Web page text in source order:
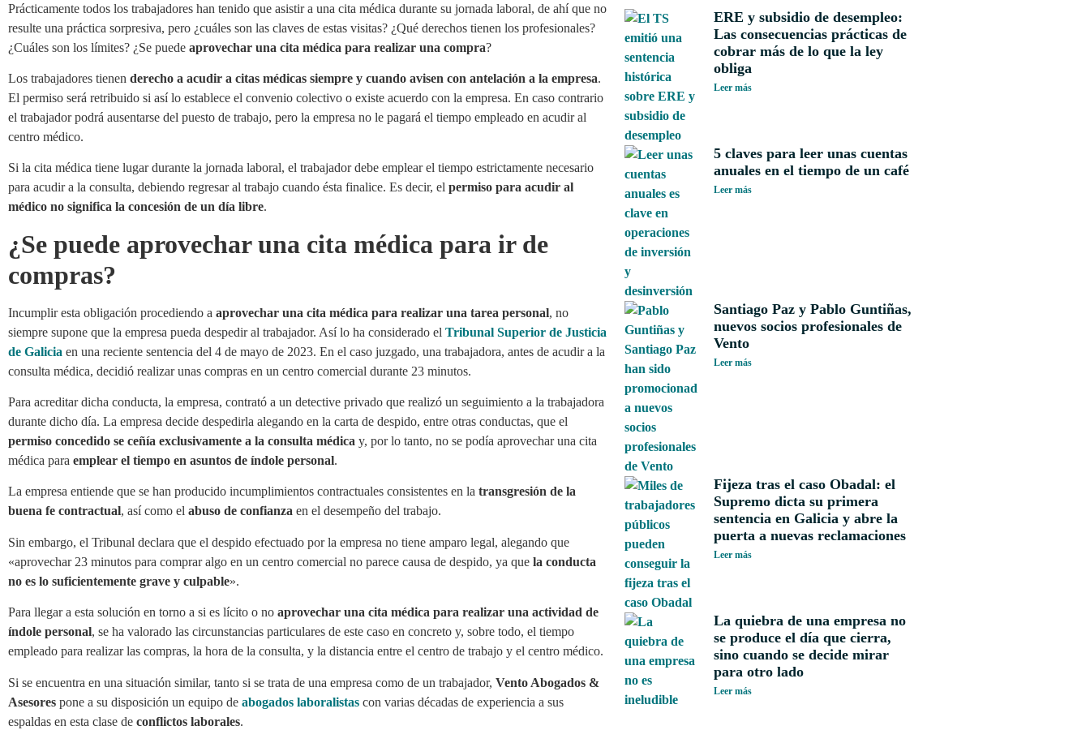
Prácticamente todos los trabajadores han tenido que asistir a una cita médica durante su jornada laboral, de ahí que no
resulte una práctica sorpresiva, pero ¿cuáles son las claves de estas visitas? ¿Qué derechos tienen los profesionales?
¿Cuáles son los límites? ¿Se puede aprovechar una cita médica para realizar una compra?
Los trabajadores tienen derecho a acudir a citas médicas siempre y cuando avisen con antelación a la empresa.
El permiso será retribuido si así lo establece el convenio colectivo o existe acuerdo con la empresa. En caso contrario
el trabajador podrá ausentarse del puesto de trabajo, pero la empresa no le pagará el tiempo empleado en acudir al
centro médico.
Si la cita médica tiene lugar durante la jornada laboral, el trabajador debe emplear el tiempo estrictamente necesario
para acudir a la consulta, debiendo regresar al trabajo cuando ésta finalice. Es decir, el permiso para acudir al
médico no significa la concesión de un día libre.
¿Se puede aprovechar una cita médica para ir de
compras?
Incumplir esta obligación procediendo a aprovechar una cita médica para realizar una tarea personal, no
siempre supone que la empresa pueda despedir al trabajador. Así lo ha considerado el Tribunal Superior de Justicia
de Galicia en una reciente sentencia del 4 de mayo de 2023. En el caso juzgado, una trabajadora, antes de acudir a la
consulta médica, decidió realizar unas compras en un centro comercial durante 23 minutos.
Para acreditar dicha conducta, la empresa, contrató a un detective privado que realizó un seguimiento a la trabajadora
durante dicho día. La empresa decide despedirla alegando en la carta de despido, entre otras conductas, que el
permiso concedido se ceñía exclusivamente a la consulta médica y, por lo tanto, no se podía aprovechar una cita
médica para emplear el tiempo en asuntos de índole personal.
La empresa entiende que se han producido incumplimientos contractuales consistentes en la transgresión de la
buena fe contractual, así como el abuso de confianza en el desempeño del trabajo.
Sin embargo, el Tribunal declara que el despido efectuado por la empresa no tiene amparo legal, alegando que
«aprovechar 23 minutos para comprar algo en un centro comercial no parece causa de despido, ya que la conducta
no es lo suficientemente grave y culpable».
Para llegar a esta solución en torno a si es lícito o no aprovechar una cita médica para realizar una actividad de
índole personal, se ha valorado las circunstancias particulares de este caso en concreto y, sobre todo, el tiempo
empleado para realizar las compras, la hora de la consulta, y la distancia entre el centro de trabajo y el centro médico.
Si se encuentra en una situación similar, tanto si se trata de una empresa como de un trabajador, Vento Abogados &
Asesores pone a su disposición un equipo de abogados laboralistas con varias décadas de experiencia a sus
espaldas en esta clase de conflictos laborales.
ERE y subsidio de desempleo:
Las consecuencias prácticas de
cobrar más de lo que la ley
obliga
Leer más
5 claves para leer unas cuentas
anuales en el tiempo de un café
Leer más
Santiago Paz y Pablo Guntiñas,
nuevos socios profesionales de
Vento
Leer más
Fijeza tras el caso Obadal: el
Supremo dicta su primera
sentencia en Galicia y abre la
puerta a nuevas reclamaciones
Leer más
La quiebra de una empresa no
se produce el día que cierra,
sino cuando se decide mirar
para otro lado
Leer más